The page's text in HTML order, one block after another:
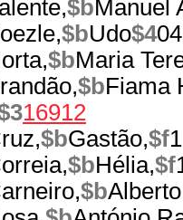
$bManuel
$bUdo$4
$bMaria
$bFiama
16912
$bGastão,$f
$bHélia,$f
$b